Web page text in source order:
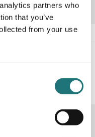
partners who
that you’ve
from your use